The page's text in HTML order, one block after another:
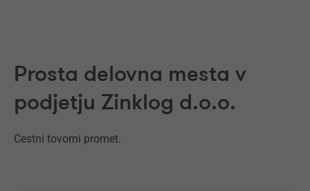
Prosta delovna mesta v
podjetju Zinklog d.o.o.
Cestni tovorni promet.